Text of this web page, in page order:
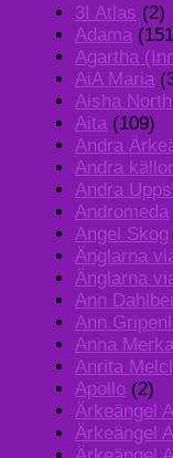
3I Atlas (2)
Adama
Agartha
AiA Maria
Aisha North
Aita (109)
Andra
Andra källor
Andra
Andromeda
Angel Skog
Änglarna
Änglarna
Ann
Ann
Anna
Anrita
Apollo (2)
Ärkeängel
Ärkeängel